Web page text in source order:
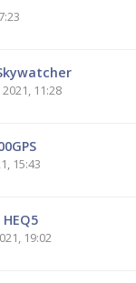
11:28
15:43
19:02